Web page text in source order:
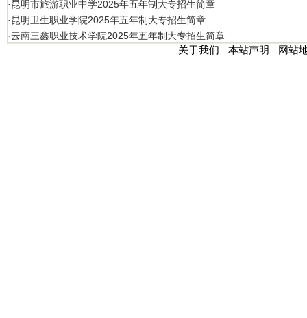
·昆明市旅游职业中学2025年五年制大专招生简章
·昆明卫生职业学院2025年五年制大专招生简章
·云南三鑫职业技术学院2025年五年制大专招生简章
关于我们 本站声明 网站